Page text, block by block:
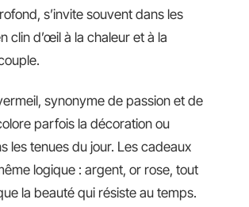
s’invite souvent dans les
clin d’œil à la chaleur et à la
synonyme de passion et de
parfois la décoration ou
les tenues du jour. Les cadeaux
logique : argent, or rose, tout
la beauté qui résiste au temps.